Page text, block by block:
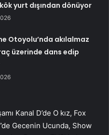
yurt dışından dönüyor
Otoyolu’nda akılalmaz
üzerinde dans edip
Kanal D’de O kız, Fox
Gecenin Ucunda, Show